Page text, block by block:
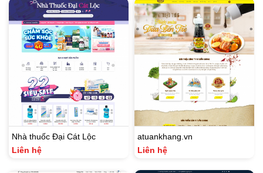
Nhà thuốc Đại Cát Lộc
Liên hệ
atuankhang.vn
Liên hệ